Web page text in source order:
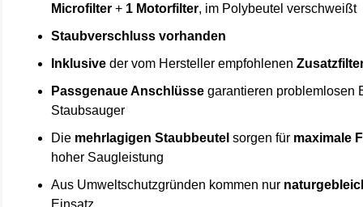
Microfilter + 1 Motorfilter, im Polybeutel verschweißt
Staubverschluss vorhanden
Inklusive der vom Hersteller empfohlenen
Passgenaue Anschlüsse garantieren problemlosen
Staubsauger
Die mehrlagigen Staubbeutel sorgen für maximale
hoher Saugleistung
Aus Umweltschutzgründen kommen nur
Einsatz